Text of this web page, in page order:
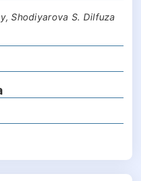
Shodiyarova S. Dilfuza